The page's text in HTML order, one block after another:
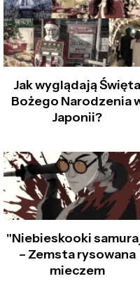
Jak wyglądają Święta
Bożego Narodzenia
Japonii?
"Niebieskooki
– Zemsta rysowana
mieczem